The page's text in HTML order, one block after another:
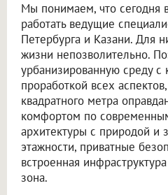
Мы понимаем, что сегодня
работать ведущие
Петербурга и Казани. Для
жизни непозволительно.
урбанизированную среду с
проработкой всех
квадратного метра
комфортом по
архитектуры с природой и
этажности, приватные
встроенная
зона.